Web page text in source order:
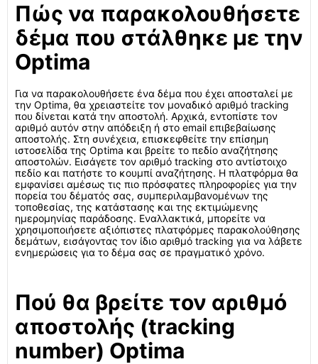
Πώς να παρακολουθήσετε
δέμα που στάλθηκε με την
Optima
Για να παρακολουθήσετε ένα δέμα που έχει αποσταλεί με
την Optima, θα χρειαστείτε τον μοναδικό αριθμό tracking
που δίνεται κατά την αποστολή. Αρχικά, εντοπίστε τον
αριθμό αυτόν στην απόδειξη ή στο email επιβεβαίωσης
αποστολής. Στη συνέχεια, επισκεφθείτε την επίσημη
ιστοσελίδα της Optima και βρείτε το πεδίο αναζήτησης
αποστολών. Εισάγετε τον αριθμό tracking στο αντίστοιχο
πεδίο και πατήστε το κουμπί αναζήτησης. Η πλατφόρμα θα
εμφανίσει αμέσως τις πιο πρόσφατες πληροφορίες για την
πορεία του δέματός σας, συμπεριλαμβανομένων της
τοποθεσίας, της κατάστασης και της εκτιμώμενης
ημερομηνίας παράδοσης. Εναλλακτικά, μπορείτε να
χρησιμοποιήσετε αξιόπιστες πλατφόρμες παρακολούθησης
δεμάτων, εισάγοντας τον ίδιο αριθμό tracking για να λάβετε
ενημερώσεις για το δέμα σας σε πραγματικό χρόνο.
Πού θα βρείτε τον αριθμό
αποστολής (tracking
number) Optima